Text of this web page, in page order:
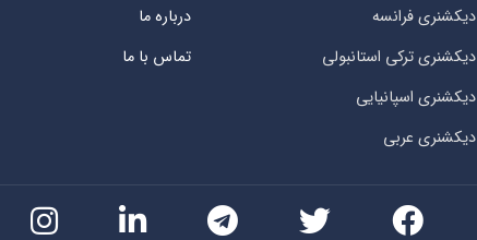
دیکشنری فرانسه
دیکشنری ترکی استانبولی
دیکشنری اسپانیایی
دیکشنری عربی
درباره ما
تماس با ما